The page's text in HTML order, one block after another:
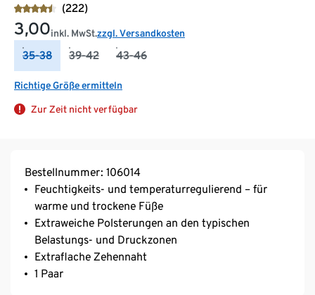
(222)
3,00inkl. MwSt.zzgl. Versandkosten
35-38 39-42 43-46
Richtige Größe ermitteln
Zur Zeit nicht verfügbar
Bestellnummer: 106014
Feuchtigkeits- und temperaturregulierend – für
warme und trockene Füße
Extraweiche Polsterungen an den typischen
Belastungs- und Druckzonen
Extraflache Zehennaht
1 Paar